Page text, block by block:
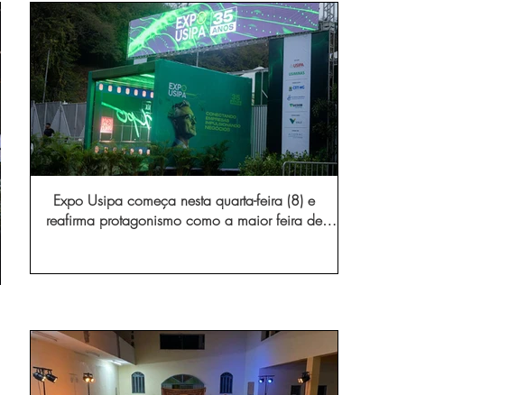
viagens de caminhões por ano pelas vias de Timóteo
Expo Usipa começa nesta quarta-feira (8) e
reafirma protagonismo como a maior feira de